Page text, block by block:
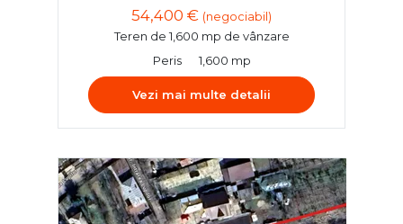
54,400 € (negociabil)
Teren de 1,600 mp de vânzare
Peris
1,600 mp
Vezi mai multe detalii